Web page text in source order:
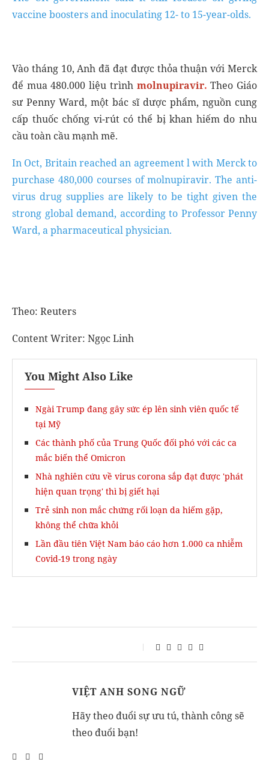
vaccine boosters and inoculating 12- to 15-year-olds.
Vào tháng 10, Anh đã đạt được thỏa thuận với Merck
để mua 480.000 liệu trình molnupiravir. Theo Giáo
sư Penny Ward, một bác sĩ dược phẩm, nguồn cung
cấp thuốc chống vi-rút có thể bị khan hiếm do nhu
cầu toàn cầu mạnh mẽ.
In Oct, Britain reached an agreement l with Merck to
purchase 480,000 courses of molnupiravir. The anti-
virus drug supplies are likely to be tight given the
strong global demand, according to Professor Penny
Ward, a pharmaceutical physician.
Theo: Reuters
Content Writer: Ngọc Linh
You Might Also Like
Ngài Trump đang gây sức ép lên sinh viên quốc tế
tại Mỹ
Các thành phố của Trung Quốc đối phó với các ca
mắc biến thể Omicron
Nhà nghiên cứu về virus corona sắp đạt được 'phát
hiện quan trọng' thì bị giết hại
Trẻ sinh non mắc chứng rối loạn da hiếm gặp,
không thể chữa khỏi
Lần đầu tiên Việt Nam báo cáo hơn 1.000 ca nhiễm
Covid-19 trong ngày
VIỆT ANH SONG NGỮ
Hãy theo đuổi sự ưu tú, thành công sẽ
theo đuổi bạn!